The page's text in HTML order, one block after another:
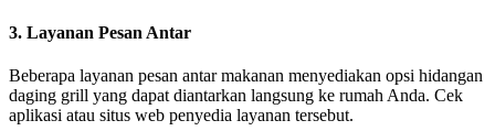
3. Layanan Pesan Antar
Beberapa layanan pesan antar makanan menyediakan opsi hidangan
daging grill yang dapat diantarkan langsung ke rumah Anda. Cek
aplikasi atau situs web penyedia layanan tersebut.